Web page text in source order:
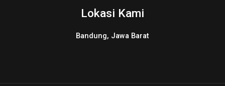
Lokasi Kami
Bandung, Jawa Barat